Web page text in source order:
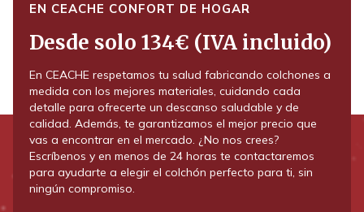
EN CEACHE CONFORT DE HOGAR
Desde solo 134€ (IVA incluido)
En CEACHE respetamos tu salud fabricando colchones a
medida con los mejores materiales, cuidando cada
detalle para ofrecerte un descanso saludable y de
calidad. Además, te garantizamos el mejor precio que
vas a encontrar en el mercado. ¿No nos crees?
Escríbenos y en menos de 24 horas te contactaremos
para ayudarte a elegir el colchón perfecto para ti, sin
ningún compromiso.